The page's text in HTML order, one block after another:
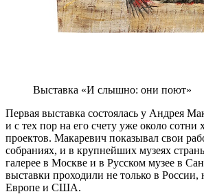
Выставка «И слышно: они поют»
Первая выставка состоялась у Андрея
и с тех пор на его счету уже около сотни
проектов. Макаревич показывал свои
собраниях, и в крупнейших музеях
галерее в Москве и в Русском музее в
выставки проходили не только в России,
Европе и США.